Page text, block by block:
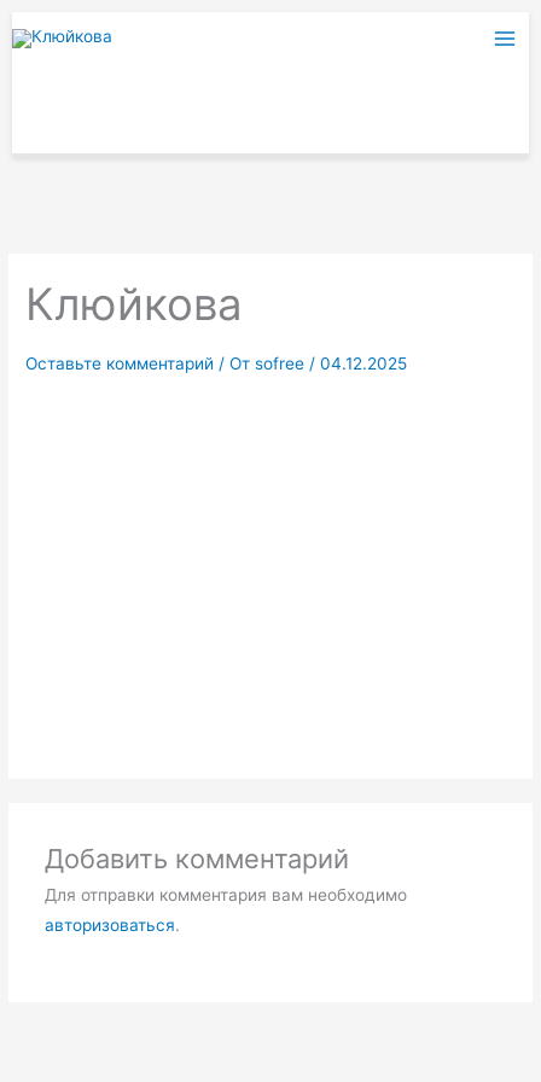
Клюйкова
Оставьте комментарий / Отsofree /04.12.2025
Добавить комментарий
Для отправки комментария вам необходимо
авторизоваться.